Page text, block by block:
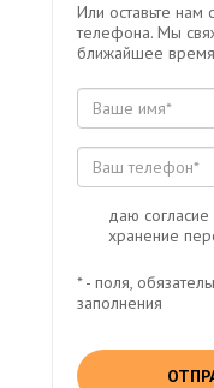
Или оставьте нам
телефона. Мы
ближайшее
даю
хранение
* - поля,
заполнения